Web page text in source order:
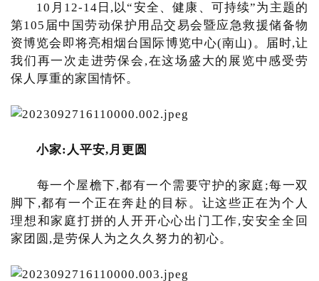
10月12-14日,以“安全、健康、可持续”为主题的
第105届中国劳动保护用品交易会暨应急救援储备物
资博览会即将亮相烟台国际博览中心(南山)。届时,让
我们再一次走进劳保会,在这场盛大的展览中感受劳
保人厚重的家国情怀。
小家:人平安,月更圆
每一个屋檐下,都有一个需要守护的家庭;每一双
脚下,都有一个正在奔赴的目标。让这些正在为个人
理想和家庭打拼的人开开心心出门工作,安安全全回
家团圆,是劳保人为之久久努力的初心。